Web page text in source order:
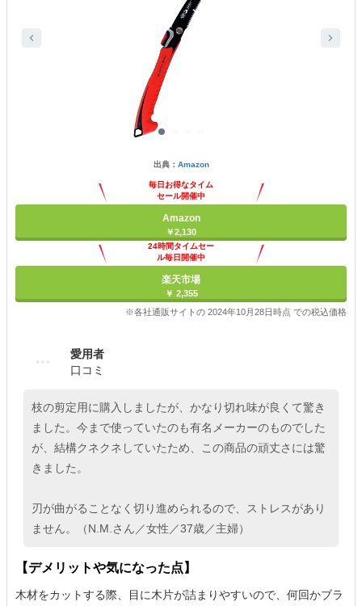
出典： Amazon
毎日お得なタイム
セール開催中
Amazon
￥2,130
24時間タイムセー
ル毎日開催中
楽天市場
￥ 2,355
※各社通販サイトの 2024年10月28日時点 での税込価格
愛用者
口コミ
枝の剪定用に購入しましたが、かなり切れ味が良くて驚き
ました。今まで使っていたのも有名メーカーのものでした
が、結構クネクネしていたため、この商品の頑丈さには驚
きました。
刃が曲がることなく切り進められるので、ストレスがあり
ません。（N.M.さん／女性／37歳／主婦）
【デメリットや気になった点】
木材をカットする際、目に木片が詰まりやすいので、何回かブラ